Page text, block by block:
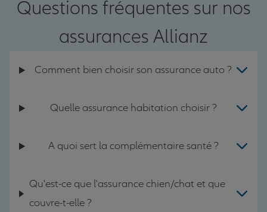
Questions fréquentes sur nos
assurances Allianz
Comment bien choisir son assurance auto ?
Quelle assurance habitation choisir ?
A quoi sert la complémentaire santé ?
Qu'est-ce que l'assurance chien/chat et que
couvre-t-elle ?